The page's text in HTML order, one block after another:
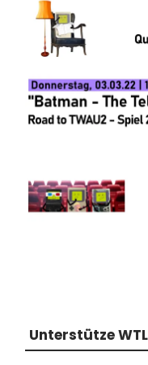
Unterstütze